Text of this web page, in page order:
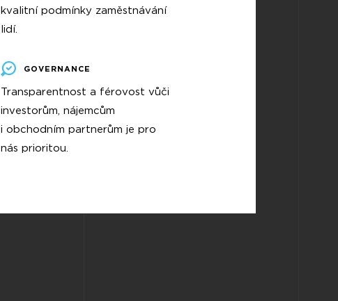
kvalitní podmínky zaměstnávání
lidí.
GOVERNANCE
Transparentnost a férovost vůči
investorům, nájemcům
i obchodním partnerům je pro
nás prioritou.